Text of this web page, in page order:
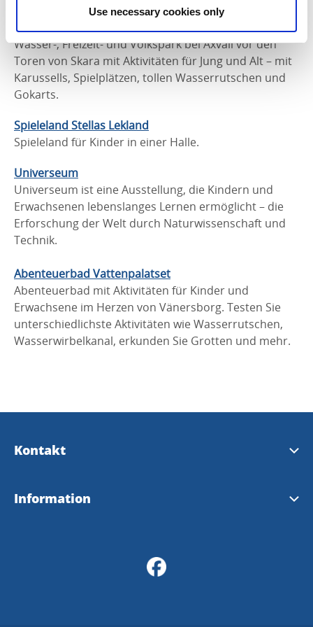
Use necessary cookies only
SkaraSommarland
Wasser-, Freizeit- und Volkspark bei Axvall vor den
Toren von Skara mit Aktivitäten für Jung und Alt – mit
Karussells, Spielplätzen, tollen Wasserrutschen und
Gokarts.
Spieleland Stellas Lekland
Spieleland für Kinder in einer Halle.
Universeum
Universeum ist eine Ausstellung, die Kindern und
Erwachsenen lebenslanges Lernen ermöglicht – die
Erforschung der Welt durch Naturwissenschaft und
Technik.
Abenteuerbad Vattenpalatset
Abenteuerbad mit Aktivitäten für Kinder und
Erwachsene im Herzen von Vänersborg. Testen Sie
unterschiedlichste Aktivitäten wie Wasserrutschen,
Wasserwirbelkanal, erkunden Sie Grotten und mehr.
Kontakt
turistinfo@munkedal.se
Information